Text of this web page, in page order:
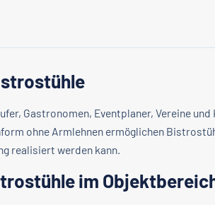
Gastronomen, Eventplaner, Vereine
ohne Armlehnen ermöglichen
realisiert werden kann.
im